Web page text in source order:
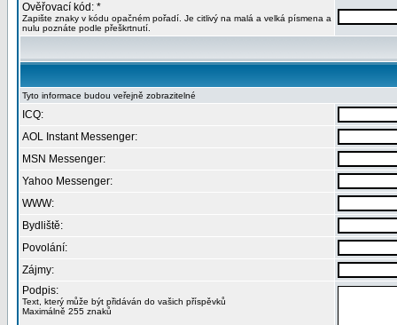
Ověřovací kód: *
Zapište znaky v kódu opačném pořadí. Je citlivý na malá a velká písmena a
nulu poznáte podle přeškrtnutí.
Tyto informace budou veřejně zobrazitelné
ICQ:
AOL Instant Messenger:
MSN Messenger:
Yahoo Messenger:
WWW:
Bydliště:
Povolání:
Zájmy:
Podpis:
Text, který může být přidáván do vašich příspěvků
Maximálně 255 znaků